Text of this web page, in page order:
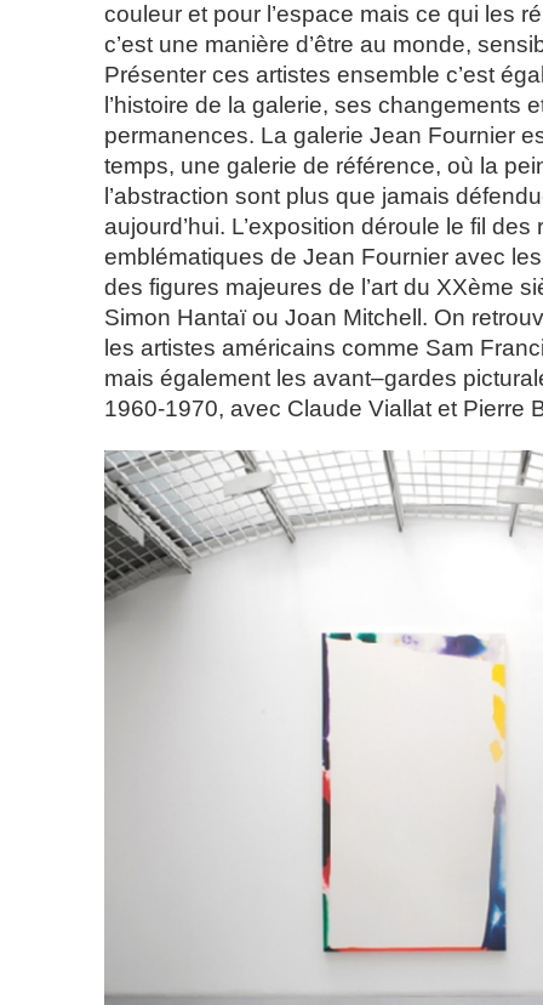
couleur et pour l’espace mais ce qui les
c’est une manière d’être au monde,
Présenter ces artistes ensemble c’est
l’histoire de la galerie, ses changements
permanences. La galerie Jean Fournier
temps, une galerie de référence, où la
l’abstraction sont plus que jamais
aujourd’hui. L’exposition déroule le fil des
emblématiques de Jean Fournier avec
des figures majeures de l’art du XXème
Simon Hantaï ou Joan Mitchell. On
les artistes américains comme Sam
mais également les avant–gardes
1960-1970, avec Claude Viallat et Pierre